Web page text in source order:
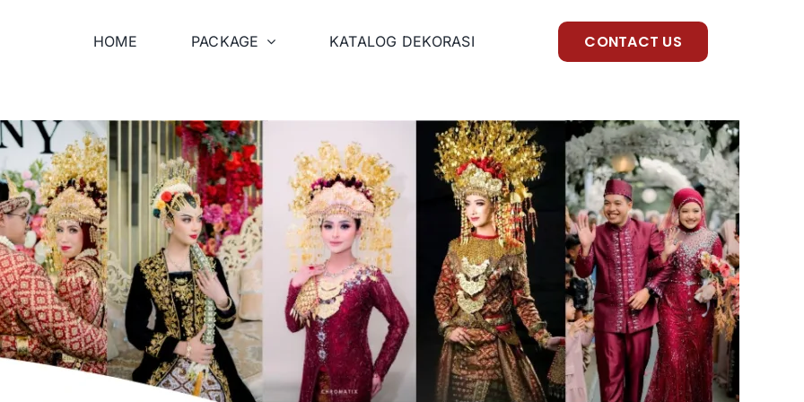
HOME PACKAGE KATALOG DEKORASI CONTACT US